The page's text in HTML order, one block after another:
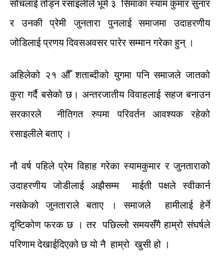
सोचलाईतोड्न रसाइलीले भूमे ३ सिमाका स्याम कुमार सुनार
र
उनकी प्रेमी जुनतारा पुनलाई समाजमा
उदाहरणीय
जोडिलाई प्रणय दिवसअवसर पारेर सम्मान गरेका हुन् ।
अहिलेको २१ औँ शताब्दीको युगमा पनि समाजले जातको
कुरा गर्दै बसेको छ। अन्तरजातीयविवाहलाई सहज बनाउन
सरकारले
नीतिगत रुपमा परिवर्तन आवश्यक
रहेको
रसाइलीले बताए ।
नौ वर्ष पहिले प्रेम विहाह गरेका स्यामकुमार र जुनताराको
उदाहरणीय जोडीलाई अझैसम्म माईती पक्षले स्वीकार्न
नसकेको जुनताराले बताए । समाजले हामीलाई हेर्ने
दृष्टिकोण फरक छ । तर पछिल्लो समयसँगै हाम्रो संघर्षले
परिणाम देखाईदिएको छ यो नै हाम्रो खुसी हो ।